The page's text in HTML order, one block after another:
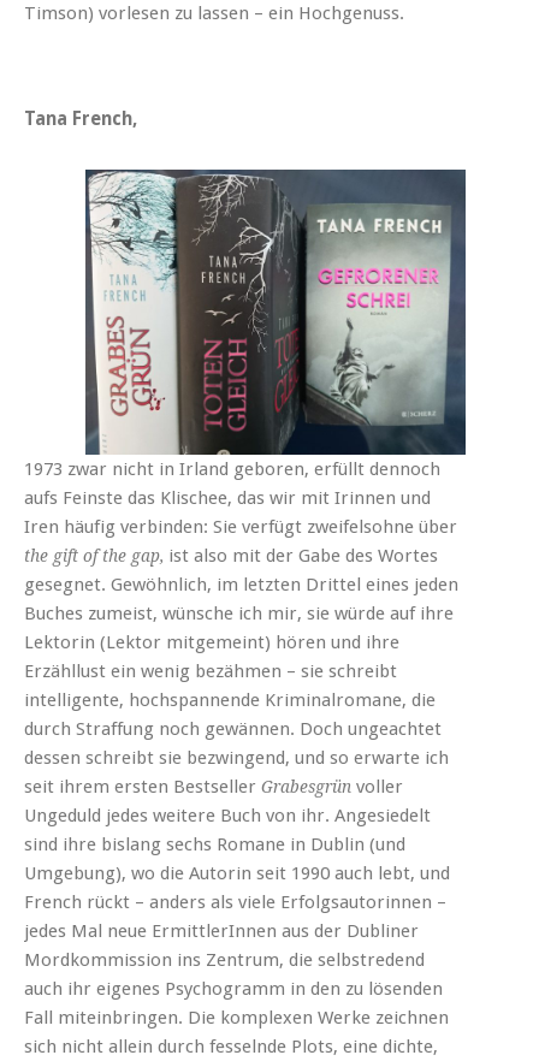
Timson) vorlesen zu lassen – ein Hochgenuss.
Tana French,
1973 zwar nicht in Irland geboren, erfüllt dennoch
aufs Feinste das Klischee, das wir mit Irinnen und
Iren häufig verbinden: Sie verfügt zweifelsohne über
the gift of the gap, ist also mit der Gabe des Wortes
gesegnet. Gewöhnlich, im letzten Drittel eines jeden
Buches zumeist, wünsche ich mir, sie würde auf ihre
Lektorin (Lektor mitgemeint) hören und ihre
Erzähllust ein wenig bezähmen – sie schreibt
intelligente, hochspannende Kriminalromane, die
durch Straffung noch gewännen. Doch ungeachtet
dessen schreibt sie bezwingend, und so erwarte ich
seit ihrem ersten Bestseller Grabesgrün voller
Ungeduld jedes weitere Buch von ihr. Angesiedelt
sind ihre bislang sechs Romane in Dublin (und
Umgebung), wo die Autorin seit 1990 auch lebt, und
French rückt – anders als viele Erfolgsautorinnen –
jedes Mal neue ErmittlerInnen aus der Dubliner
Mordkommission ins Zentrum, die selbstredend
auch ihr eigenes Psychogramm in den zu lösenden
Fall miteinbringen. Die komplexen Werke zeichnen
sich nicht allein durch fesselnde Plots, eine dichte,